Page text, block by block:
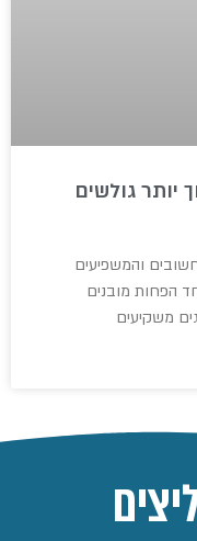
יותר גולשים
והמשפיעים
הפחות מובנים
משקיעים